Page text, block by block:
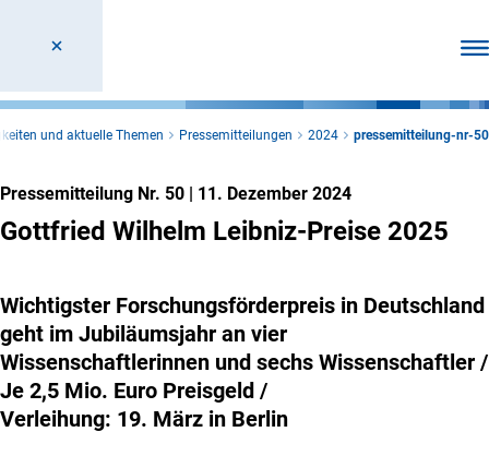
und aktuelle Themen Pressemitteilungen 2024 pressemitteilung-nr-50
Pressemitteilung Nr. 50 | 11. Dezember 2024
Gottfried Wilhelm Leibniz-Preise 2025
Wichtigster Forschungsförderpreis in Deutschland
geht im Jubiläumsjahr an vier
Wissenschaftlerinnen und sechs Wissenschaftler /
Je 2,5 Mio. Euro Preisgeld /
Verleihung: 19. März in Berlin